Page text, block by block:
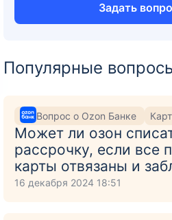
Задать
Популярные
Вопрос о Ozon Банке
Может ли озон
рассрочку, если все
карты отвязаны и
16 декабря 2024 18:51